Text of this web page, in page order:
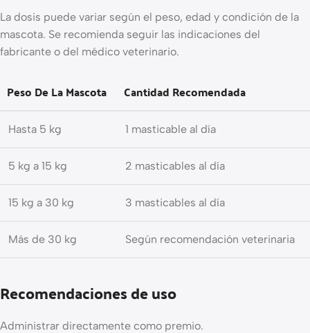
La dosis puede variar según el peso, edad y condición de la
mascota. Se recomienda seguir las indicaciones del
fabricante o del médico veterinario.
Peso De La Mascota Cantidad Recomendada
Hasta 5 kg 1 masticable al día
5 kg a 15 kg 2 masticables al día
15 kg a 30 kg 3 masticables al día
Más de 30 kg Según recomendación veterinaria
Recomendaciones de uso
Administrar directamente como premio.